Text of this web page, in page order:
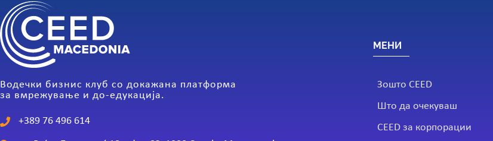
Водечки бизнис клуб со докажана платформа
за вмрежување и до-едукација.
+389 76 496 614
МЕНИ
Зошто CEED
Што да очекуваш
CEED за корпорации